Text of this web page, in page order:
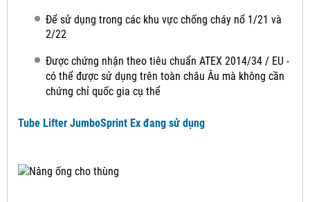
Để sử dụng trong các khu vực chống cháy nổ 1/21 và
2/22
Được chứng nhận theo tiêu chuẩn ATEX 2014/34 / EU -
có thể được sử dụng trên toàn châu Âu mà không cần
chứng chỉ quốc gia cụ thể
Tube Lifter JumboSprint Ex đang sử dụng